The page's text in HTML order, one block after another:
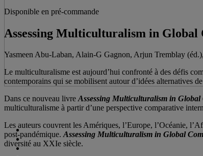
Disponible en pré-commande
Assessing Multiculturalism in Global
Yasmeen Abu-Laban, Alain-G Gagnon, Arjun Tremblay
Le multiculturalisme est aujourd’hui confronté à des défis
contemporains qui se mobilisent autour d’idées alternatives
Dans ce nouveau livreAssessing Multiculturalism in Global
multiculturalisme à partir d’une perspective comparative
Les auteurs couvrent les Amériques, l’Europe, l’Océanie,
post-pandémique.Assessing Multiculturalism in Global
diversité au XXIe siècle.